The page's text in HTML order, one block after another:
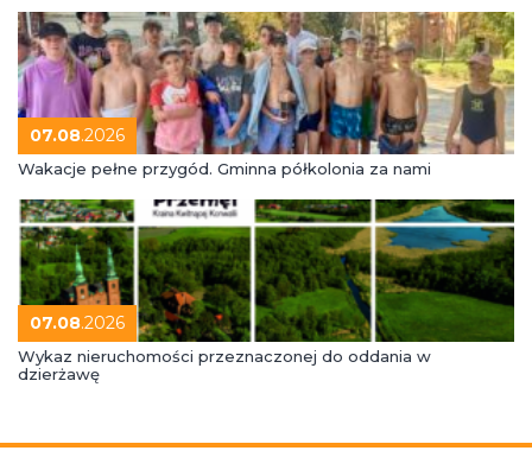
07.08.2026
Wakacje pełne przygód. Gminna półkolonia za nami
07.08.2026
Wykaz nieruchomości przeznaczonej do oddania w
dzierżawę